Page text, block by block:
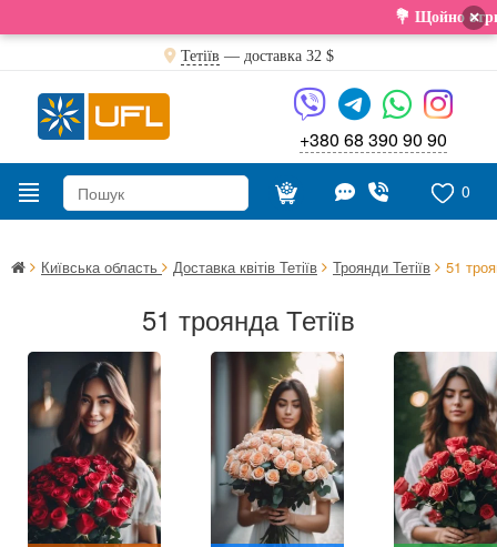
💐 Щойно отримали свіжу ×
Тетіїв — доставка 32 $
+380 68 390 90 90
0
Київська область Доставка квітів Тетіїв Троянди Тетіїв 51
51 троянда Тетіїв